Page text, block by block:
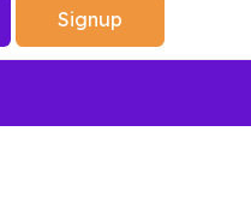
Signup